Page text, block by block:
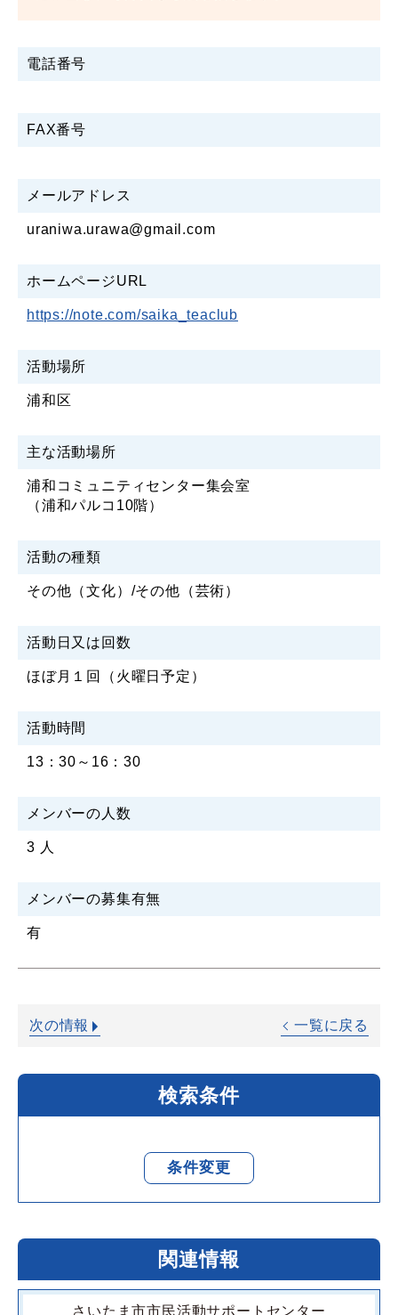
電話番号
FAX番号
メールアドレス
uraniwa.urawa@gmail.com
ホームページURL
https://note.com/saika_teaclub
活動場所
浦和区
主な活動場所
浦和コミュニティセンター集会室
（浦和パルコ10階）
活動の種類
その他（文化）/その他（芸術）
活動日又は回数
ほぼ月１回（火曜日予定）
活動時間
13：30～16：30
メンバーの人数
3 人
メンバーの募集有無
有
次の情報 一覧に戻る
検索条件
条件変更
関連情報
さいたま市市民活動サポートセンター